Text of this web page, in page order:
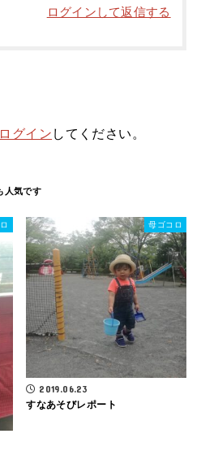
ログインして返信する
ログイン してください。
母ゴコロ
2019.06.23
すなあそびレポート